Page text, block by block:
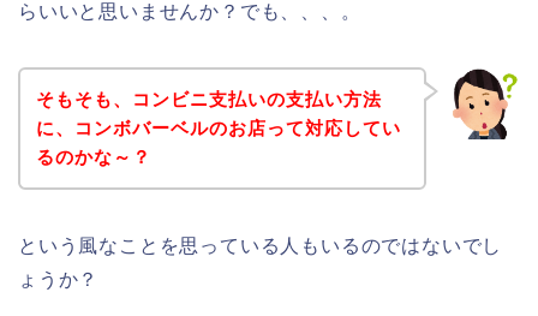
らいいと思いませんか？でも、、、。
そもそも、コンビニ支払いの支払い方法
に、コンボバーベルのお店って対応してい
るのかな～？
という風なことを思っている人もいるのではないでし
ょうか？